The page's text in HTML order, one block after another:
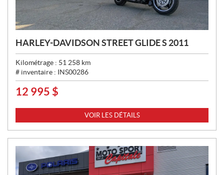
HARLEY-DAVIDSON STREET GLIDE S 2011
Kilométrage : 51 258 km
# inventaire : INS00286
P
X
:
12 995 $
VOIR LES DÉTAILS